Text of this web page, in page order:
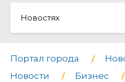
Новостях
Портал города
Новости
Бизнес